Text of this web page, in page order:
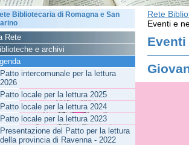
Rete
Eventi e
Eventi
Bibliotecaria di Romagna e San
Rete
e archivi
Patto intercomunale per la lettura
2026
Patto locale per la lettura 2025
Patto locale per la lettura 2024
Patto locale per la lettura 2023
Presentazione del Patto per la lettura
della provincia di Ravenna - 2022